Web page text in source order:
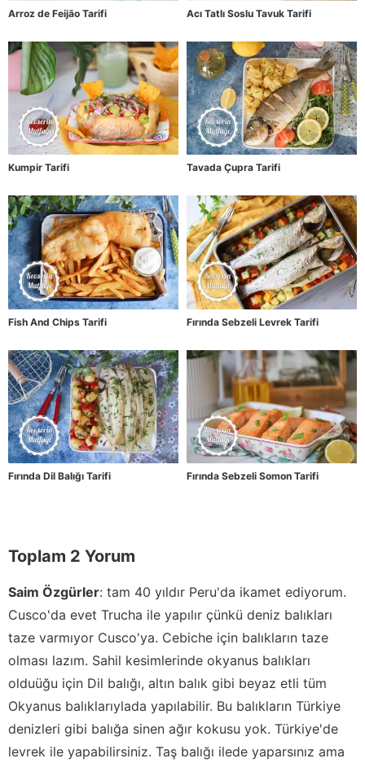
Arroz de Feijão Tarifi Acı Tatlı Soslu Tavuk Tarifi
Kumpir Tarifi Tavada Çupra Tarifi
Fish And Chips Tarifi Fırında Sebzeli Levrek Tarifi
Fırında Dil Balığı Tarifi Fırında Sebzeli Somon Tarifi
Toplam 2 Yorum
Saim Özgürler: tam 40 yıldır Peru'da ikamet ediyorum.
Cusco'da evet Trucha ile yapılır çünkü deniz balıkları
taze varmıyor Cusco'ya. Cebiche için balıkların taze
olması lazım. Sahil kesimlerinde okyanus balıkları
olduüğu için Dil balığı, altın balık gibi beyaz etli tüm
Okyanus balıklarıylada yapılabilir. Bu balıkların Türkiye
denizleri gibi balığa sinen ağır kokusu yok. Türkiye'de
levrek ile yapabilirsiniz. Taş balığı ilede yaparsınız ama